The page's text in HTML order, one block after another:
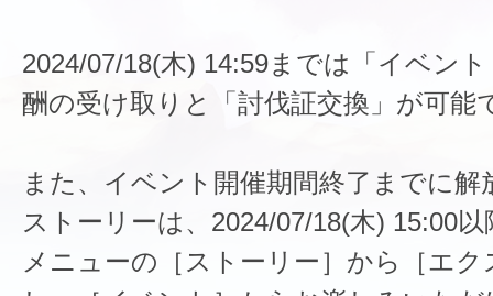
2024/07/18(木) 14:59までは「イベン
酬の受け取りと「討伐証交換」が可能
また、イベント開催期間終了までに
ストーリーは、2024/07/18(木) 15:00
メニューの［ストーリー］から［エ